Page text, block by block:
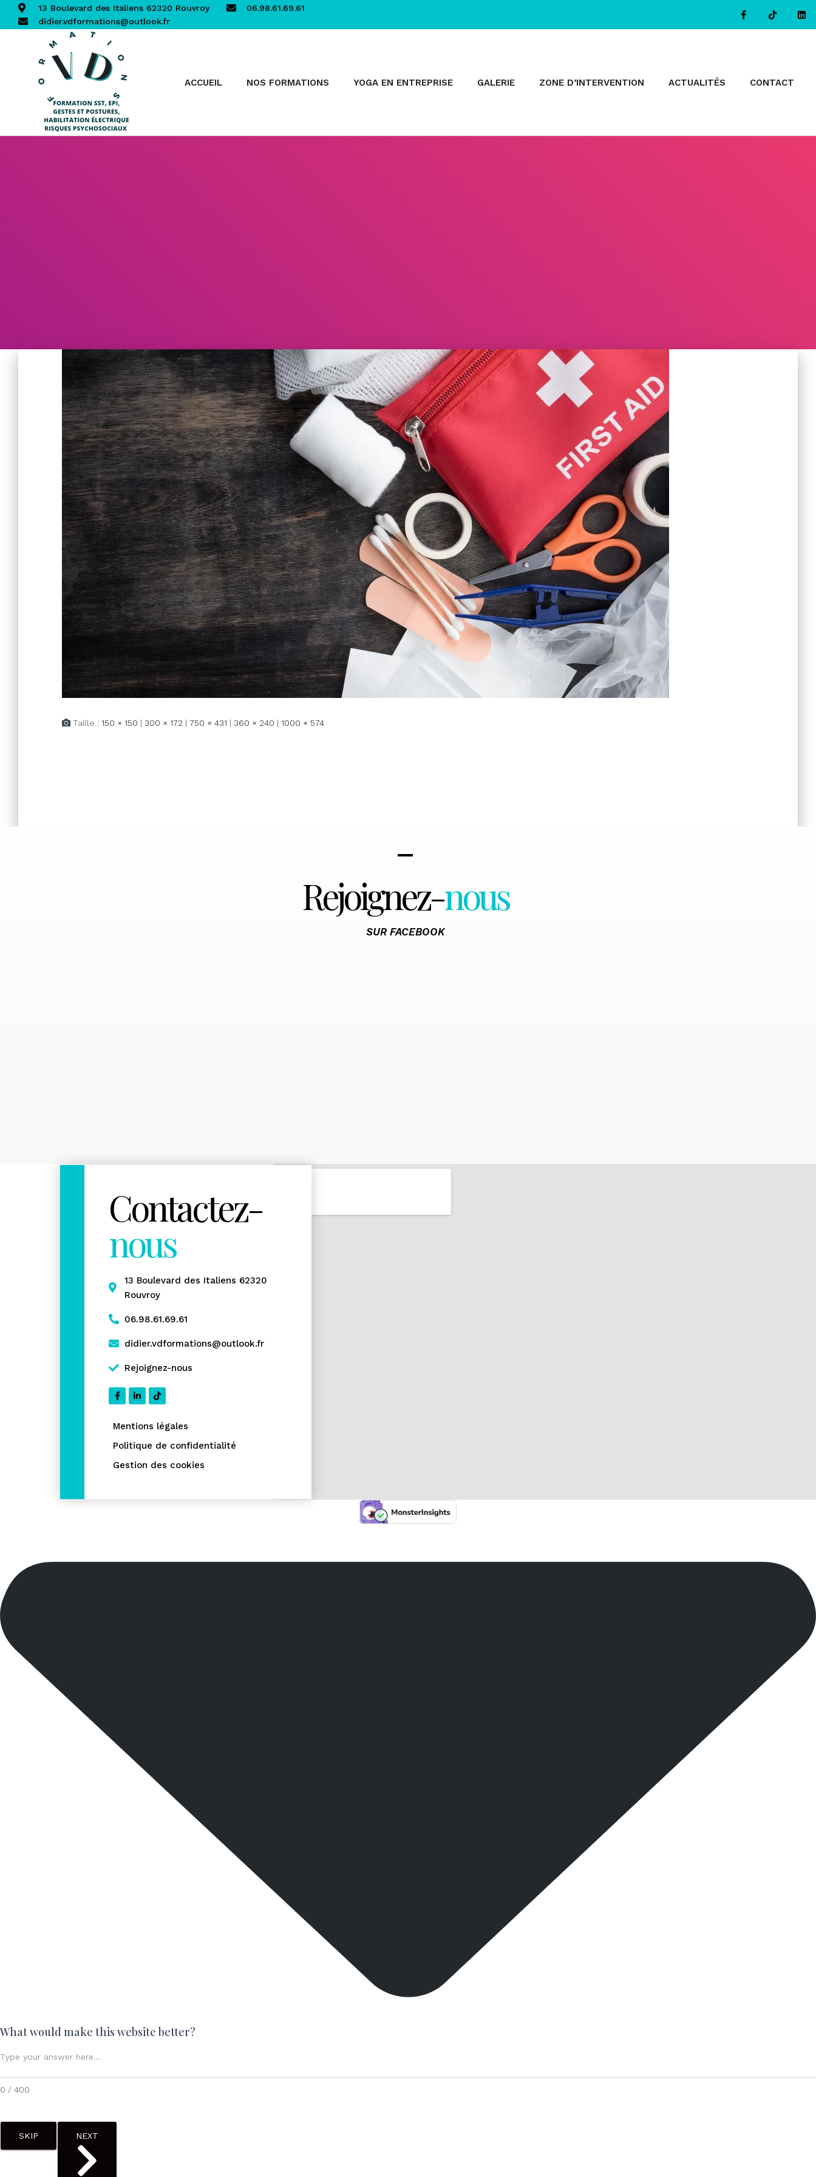
13 Boulevard des Italiens 62320 Rouvroy
06.98.61.69.61
didier.vdformations@outlook.fr
ACCUEIL NOS FORMATIONS YOGA EN ENTREPRISE GALERIE ZONE D’INTERVENTION ACTUALITÉS CONTACT
Taille : 150 × 150 | 300 × 172 | 750 × 431 | 360 × 240 | 1000 × 574
Rejoignez-nous
SUR FACEBOOK
Contactez-
nous
13 Boulevard des Italiens 62320
Rouvroy
06.98.61.69.61
didier.vdformations@outlook.fr
Rejoignez-nous
Mentions légales
Politique de confidentialité
Gestion des cookies
What would make this website better?
0 / 400
SKIP NEXT